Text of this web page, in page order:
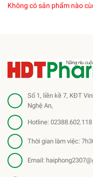
Không có sản phẩm nào
Số 1, liền kề 7, KĐT
Nghệ An,
Hotline: 02388.602.118
Thời gian làm việc:
Email: